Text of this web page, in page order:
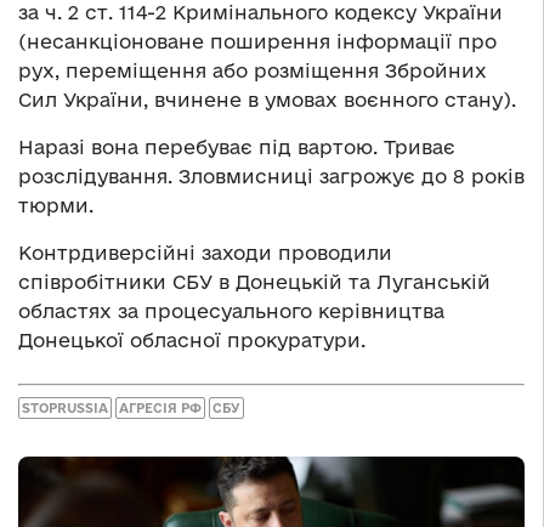
за ч. 2 ст. 114-2 Кримінального кодексу України
(несанкціоноване поширення інформації про
рух, переміщення або розміщення Збройних
Сил України, вчинене в умовах воєнного стану).
Наразі вона перебуває під вартою. Триває
розслідування. Зловмисниці загрожує до 8 років
тюрми.
Контрдиверсійні заходи проводили
співробітники СБУ в Донецькій та Луганській
областях за процесуального керівництва
Донецької обласної прокуратури.
STOPRUSSIA АГРЕСІЯ РФ СБУ